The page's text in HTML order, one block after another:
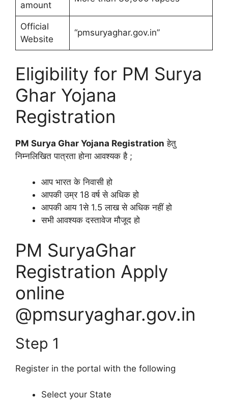
amount
Official
Website
“pmsuryaghar.gov.in”
Eligibility for PM Surya
Ghar Yojana
Registration
PM Surya Ghar Yojana Registration हेतु
निम्नलिखित पात्रता होना आवश्यक है ;
आप भारत के निवासी हो
आपकी उम्र 18 वर्ष से अधिक हो
आपकी आय 1से 1.5 लाख से अधिक नहीं हो
सभी आवश्यक दस्तावेज मौजूद हो
PM SuryaGhar
Registration Apply
online
@pmsuryaghar.gov.in
Step 1
Register in the portal with the following
Select your State